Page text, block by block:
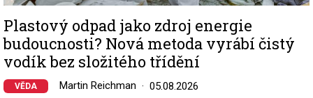
Plastový odpad jako zdroj energie
budoucnosti? Nová metoda vyrábí čistý
vodík bez složitého třídění
VĚDA Martin Reichman 05.08.2026